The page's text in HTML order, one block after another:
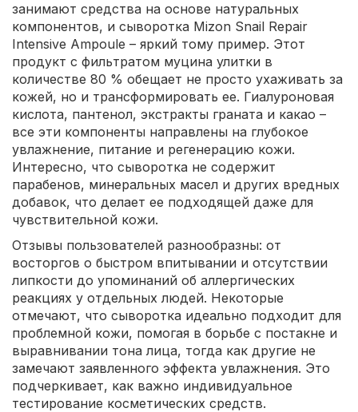
занимают средства на основе натуральных
компонентов, и сыворотка Mizon Snail Repair
Intensive Ampoule – яркий тому пример. Этот
продукт с фильтратом муцина улитки в
количестве 80 % обещает не просто ухаживать за
кожей, но и трансформировать ее. Гиалуроновая
кислота, пантенол, экстракты граната и какао –
все эти компоненты направлены на глубокое
увлажнение, питание и регенерацию кожи.
Интересно, что сыворотка не содержит
парабенов, минеральных масел и других вредных
добавок, что делает ее подходящей даже для
чувствительной кожи.
Отзывы пользователей разнообразны: от
восторгов о быстром впитывании и отсутствии
липкости до упоминаний об аллергических
реакциях у отдельных людей. Некоторые
отмечают, что сыворотка идеально подходит для
проблемной кожи, помогая в борьбе с постакне и
выравнивании тона лица, тогда как другие не
замечают заявленного эффекта увлажнения. Это
подчеркивает, как важно индивидуальное
тестирование косметических средств.